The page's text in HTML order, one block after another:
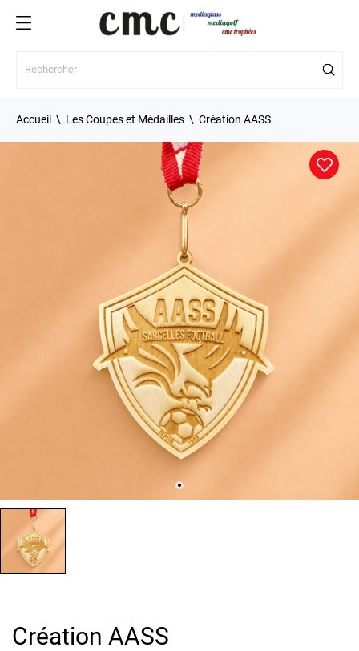
Accueil Les Coupes et Médailles Création AASS
Création AASS